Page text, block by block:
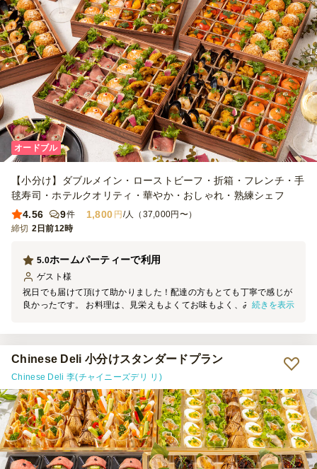
オードブル
【小分け】ダブルメイン・ローストビーフ・折箱・フレンチ・手
毬寿司・ホテルクオリティ・華やか・おしゃれ・熟練シェフ
4.56
9件 1,800 円 /人（37,000円〜）
締切 2日前12時
ホームパーティーで利用
5.0
ゲスト 様
祝日でも届けて頂けて助かりました！配達の方もとても丁寧で感じが
良かったです。 お料理は、見栄えもよくてお味もよく、みんな喜ん
ていたら手毬寿司でした！ おしょうゆまで入っており、至れり尽く
せりでした。 ちなみに今回はお夕食の時間で、男性陣が多かったた
またホームパーティーの際にはオーダーしたいと思います。
続きを表示
Chinese Deli 小分けスタンダードプラン
Chinese Deli 李(チャイニーズデリ リ)